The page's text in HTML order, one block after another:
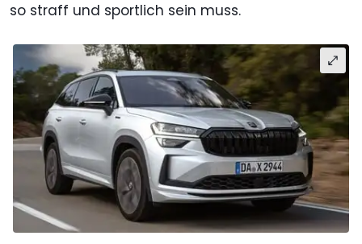
so straff und sportlich sein muss.